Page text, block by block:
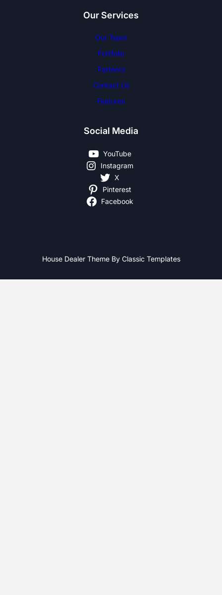
Our Services
Our Team
Portfolio
Partenrs
Contact Us
Features
Social Media
YouTube
Instagram
X
Pinterest
Facebook
House Dealer Theme By Classic Templates